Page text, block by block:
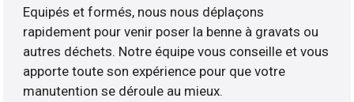
Equipés et formés, nous nous déplaçons
rapidement pour venir poser la benne à gravats ou
autres déchets. Notre équipe vous conseille et vous
apporte toute son expérience pour que votre
manutention se déroule au mieux.